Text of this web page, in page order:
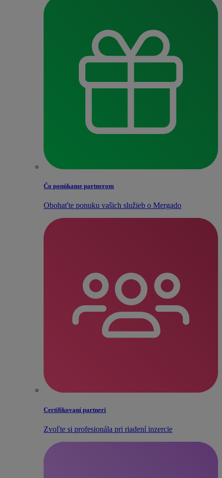
Čo ponúkame partnerom
Obohaťte ponuku vašich služieb o Mergado
Certifikovaní partneri
Zvoľte si profesionála pri riadení inzercie